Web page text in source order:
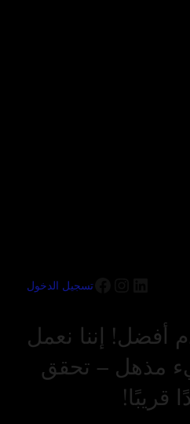
تسجيل الدخول
أفضل! إننا نعمل
مذهل – تحقق
قريبًا!